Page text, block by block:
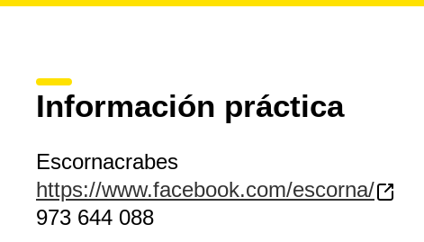
Información práctica
Escornacrabes
https://www.facebook.com/escorna/
973 644 088